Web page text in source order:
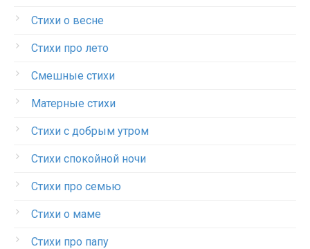
Стихи о весне
Стихи про лето
Смешные стихи
Матерные стихи
Стихи с добрым утром
Стихи спокойной ночи
Стихи про семью
Стихи о маме
Стихи про папу